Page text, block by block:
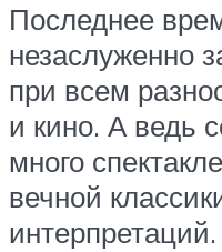
Последнее
незаслуженно
при всем
и кино. А ведь
много
вечной
интерпретаций.